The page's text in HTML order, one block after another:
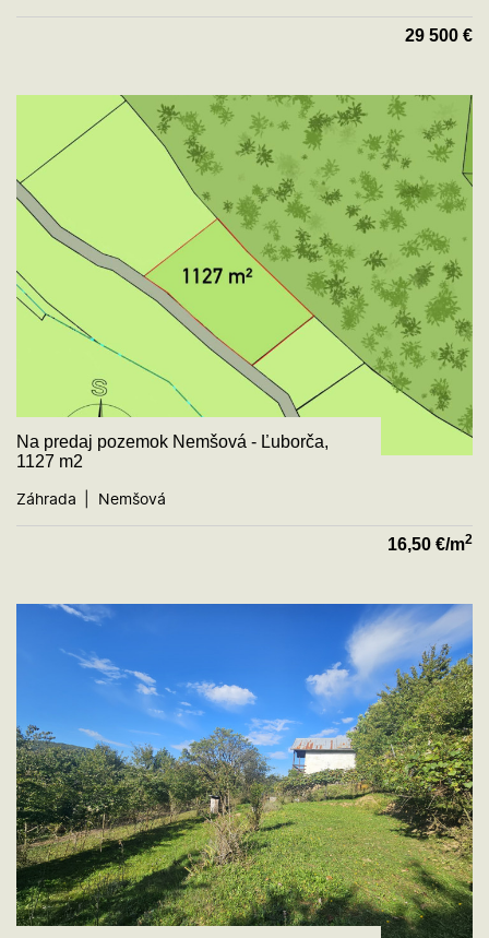
29 500 €
Na predaj pozemok Nemšová - Ľuborča,
1127 m2
Záhrada
Nemšová
16,50 €/m2